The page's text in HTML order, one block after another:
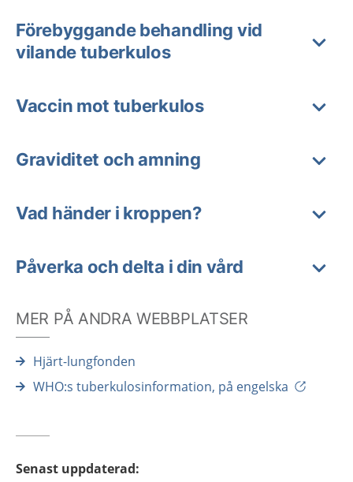
Förebyggande behandling vid
vilande tuberkulos
Vaccin mot tuberkulos
Graviditet och amning
Vad händer i kroppen?
Påverka och delta i din vård
MER PÅ ANDRA WEBBPLATSER
Hjärt-lungfonden
WHO:s tuberkulosinformation, på engelska
Senast uppdaterad: